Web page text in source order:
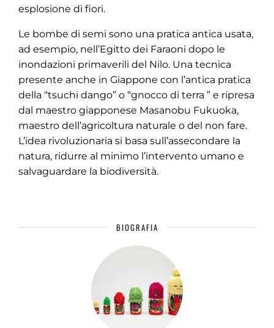
esplosione di fiori.
Le bombe di semi sono una pratica antica usata,
ad esempio, nell’Egitto dei Faraoni dopo le
inondazioni primaverili del Nilo. Una tecnica
presente anche in Giappone con l’antica pratica
della “tsuchi dango” o “gnocco di terra ” e ripresa
dal maestro giapponese Masanobu Fukuoka,
maestro dell’agricoltura naturale o del non fare.
L’idea rivoluzionaria si basa sull’assecondare la
natura, ridurre al minimo l’intervento umano e
salvaguardare la biodiversità.
BIOGRAFIA